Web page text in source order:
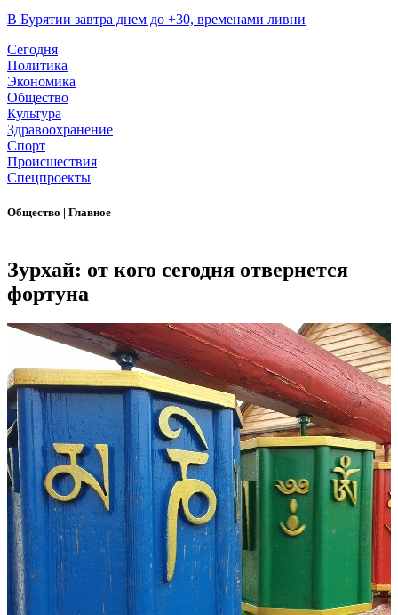
В Бурятии завтра днем до +30, временами ливни
Сегодня
Политика
Экономика
Общество
Культура
Здравоохранение
Спорт
Происшествия
Спецпроекты
Общество | Главное
Зурхай: от кого сегодня отвернется
фортуна